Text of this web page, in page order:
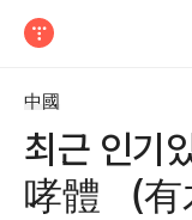
中國
최근 인기
哮體 （有